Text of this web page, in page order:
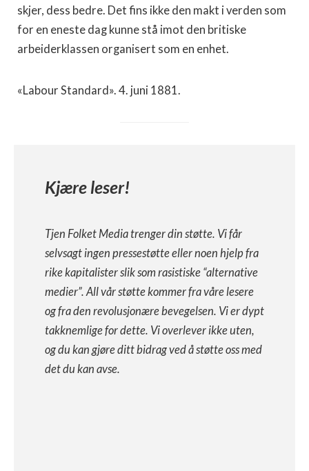
skjer, dess bedre. Det fins ikke den makt i verden som
for en eneste dag kunne stå imot den britiske
arbeiderklassen organisert som en enhet.
«Labour Standard». 4. juni 1881.
Kjære leser!
Tjen Folket Media trenger din støtte. Vi får
selvsagt ingen pressestøtte eller noen hjelp fra
rike kapitalister slik som rasistiske “alternative
medier”. All vår støtte kommer fra våre lesere
og fra den revolusjonære bevegelsen. Vi er dypt
takknemlige for dette. Vi overlever ikke uten,
og du kan gjøre ditt bidrag ved å støtte oss med
det du kan avse.